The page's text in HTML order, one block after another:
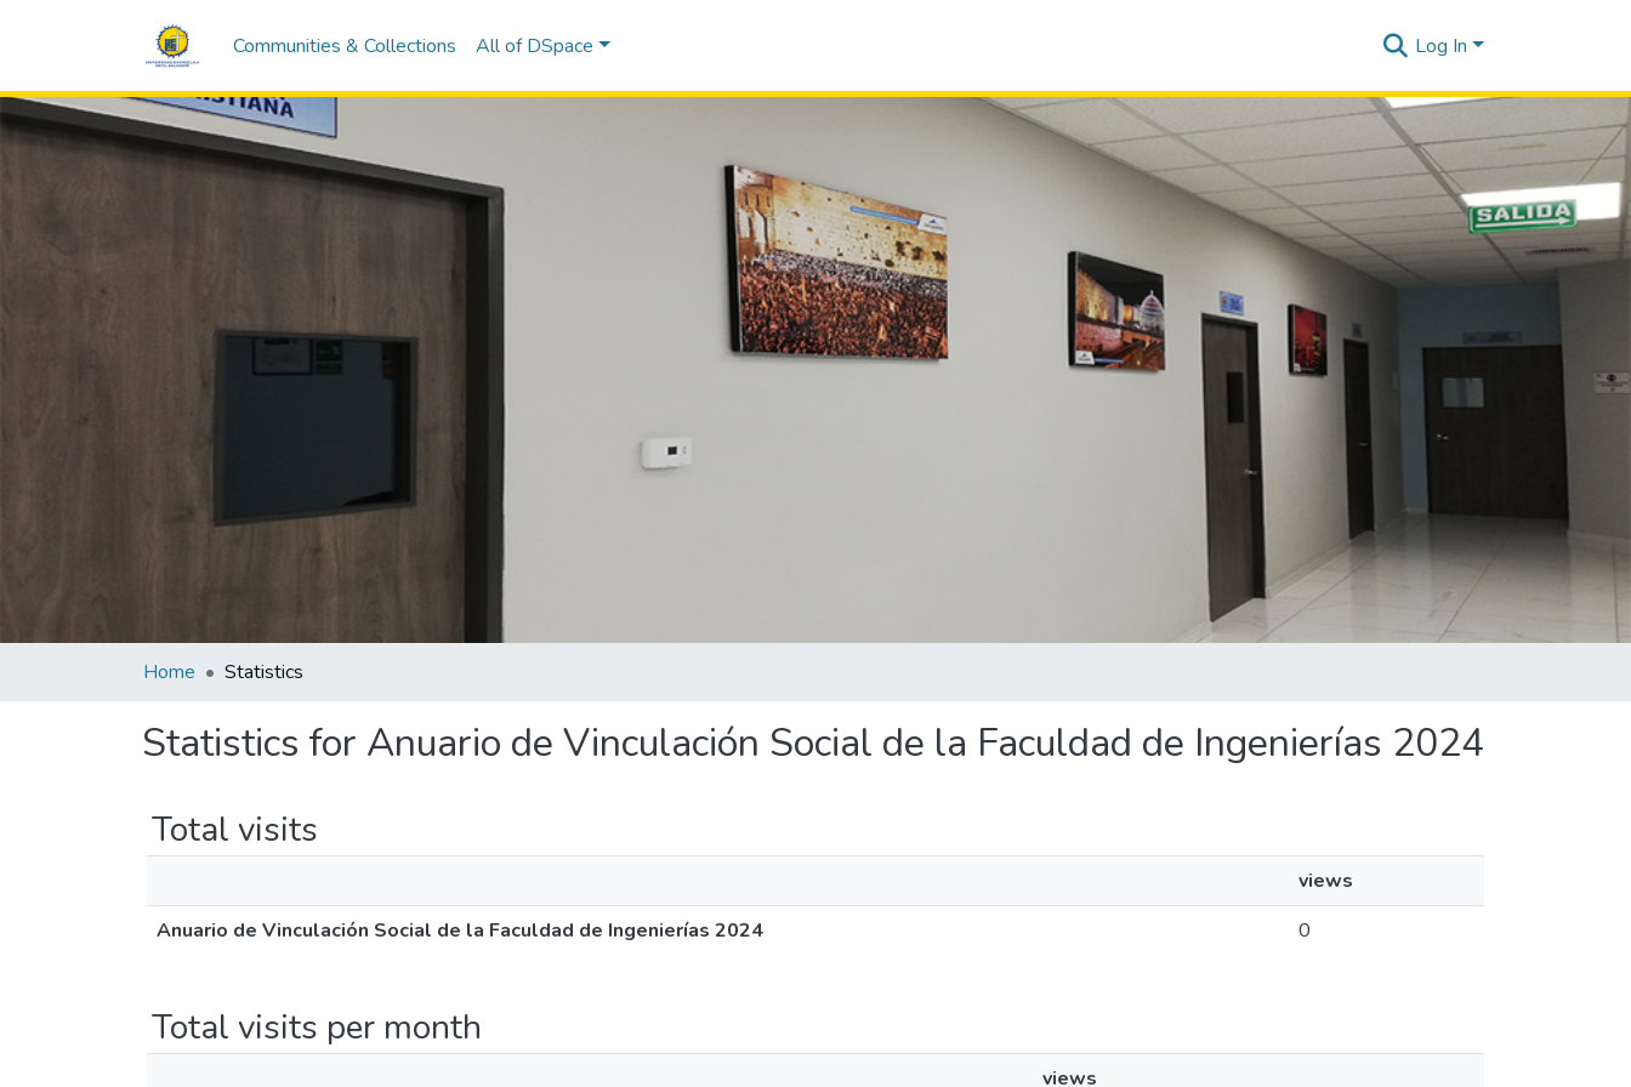
Communities & Collections All of DSpace Log In
Home Statistics
Statistics for Anuario de Vinculación Social de la Faculdad de Ingenierías 2024
Total visits
views
Anuario de Vinculación Social de la Faculdad de Ingenierías 2024
0
Total visits per month
views